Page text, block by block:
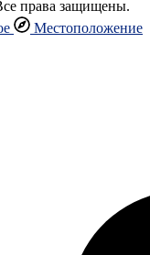
права защищены.
Местоположение